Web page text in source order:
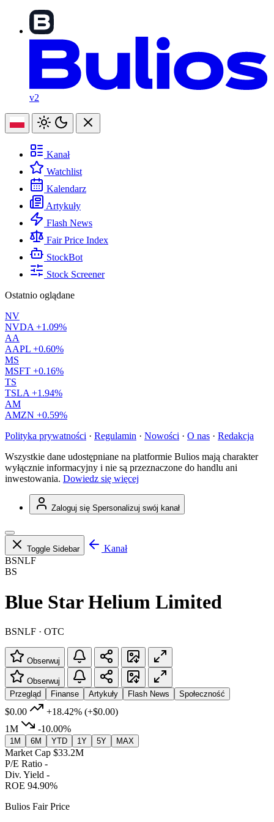
v2
Kanał
Watchlist
Kalendarz
Artykuły
Flash News
Fair Price Index
StockBot
Stock Screener
Ostatnio oglądane
NV
NVDA +1.09%
AA
AAPL +0.60%
MS
MSFT +0.16%
TS
TSLA +1.94%
AM
AMZN +0.59%
Polityka prywatności · Regulamin · Nowości · O nas · Redakcja
Wszystkie dane udostępniane na platformie Bulios mają charakter
wyłącznie informacyjny i nie są przeznaczone do handlu ani
inwestowania. Dowiedz się więcej
Zaloguj się Spersonalizuj swój kanał
Toggle Sidebar
Kanał
BSNLF
BS
Blue Star Helium Limited
BSNLF · OTC
Obserwuj
Obserwuj
Przegląd
Finanse Artykuły Flash News Społeczność
$0.00 +18.42% (+$0.00)
1M
-10.00%
1M 6M YTD 1Y 5Y MAX
Market Cap $33.2M
P/E Ratio -
Div. Yield -
ROE 94.90%
Bulios Fair Price